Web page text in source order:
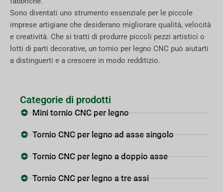
Sono diventati uno strumento essenziale per le piccole
imprese artigiane che desiderano migliorare qualità, velocità
e creatività. Che si tratti di produrre piccoli pezzi artistici o
lotti di parti decorative, un tornio per legno CNC può aiutarti
a distinguerti e a crescere in modo redditizio.
Categorie di prodotti
Mini tornio CNC per legno
Tornio CNC per legno ad asse singolo
Tornio CNC per legno a doppio asse
Tornio CNC per legno a tre assi